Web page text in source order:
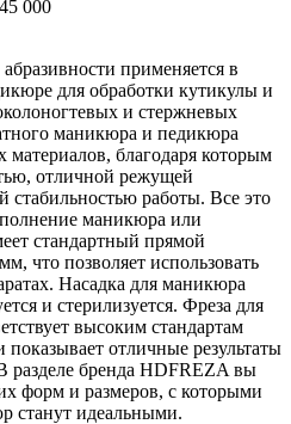
000
применяется в
для обработки кутикулы и
и стержневых
маникюра и педикюра
материалов, благодаря которым
отличной режущей
стабильностью работы. Все это
маникюра или
стандартный прямой
что позволяет использовать
Насадка для маникюра
и стерилизуется. Фреза для
высоким стандартам
отличные результаты
разделе бренда HDFREZA вы
форм и размеров, с которыми
станут идеальными.